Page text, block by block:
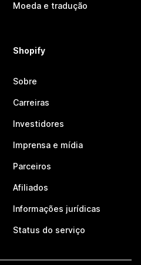
Moeda e tradução
Shopify
Sobre
Carreiras
Investidores
Imprensa e mídia
Parceiros
Afiliados
Informações jurídicas
Status do serviço